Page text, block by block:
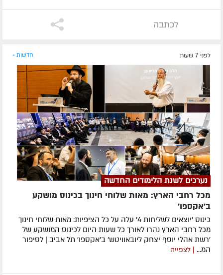
לכתבה
לפני 7 שעות חדשות »
נערכים לשנת הלימודים החדשה
מכל רחבי הארץ: מאות שלוחי חינוך בכינוס מושקע
ב'אקספו'
כינוס 'יוצאים לשליחות 4' עלה על כל הציפיות: מאות שלוחי חינוך
מכל רחבי הארץ נהרו לאורך כל שעות היום לכינוס המושקע של
'רשת אהלי יוסף יצחק ליובאוויטש' ב'אקספו' תל אביב | לסיפור
המ... | לצפייה